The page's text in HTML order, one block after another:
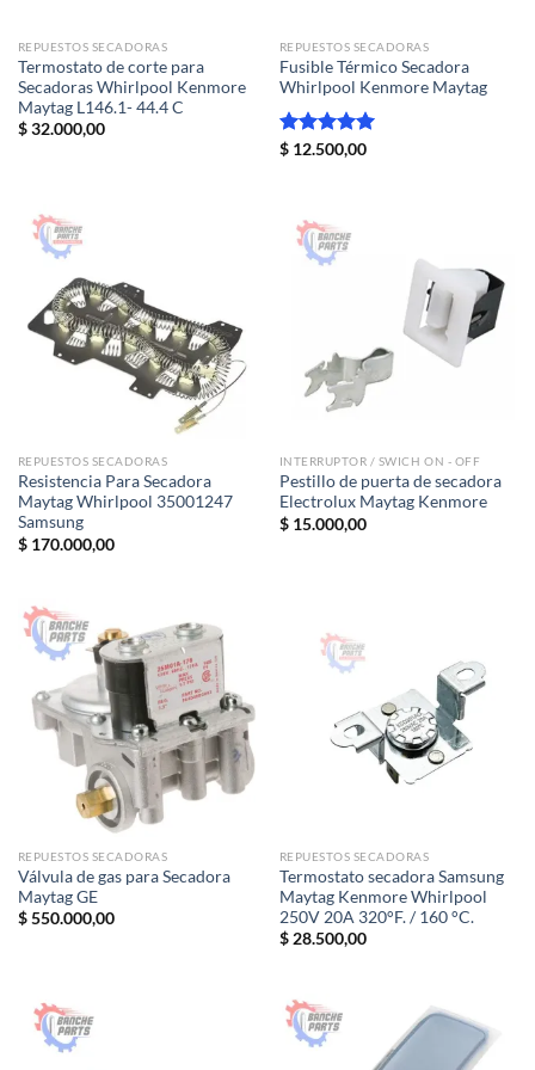
REPUESTOS SECADORAS
Termostato de corte para
Secadoras Whirlpool Kenmore
Maytag L146.1- 44.4 C
$32.000,00
REPUESTOS SECADORAS
Fusible Térmico Secadora
Whirlpool Kenmore Maytag
Valorado
$12.500,00
REPUESTOS SECADORAS
Resistencia Para Secadora
Maytag Whirlpool 35001247
Samsung
$170.000,00
INTERRUPTOR / SWICH ON - OFF
Pestillo de puerta de secadora
Electrolux Maytag Kenmore
$15.000,00
REPUESTOS SECADORAS
Válvula de gas para Secadora
Maytag GE
$550.000,00
REPUESTOS SECADORAS
Termostato secadora Samsung
Maytag Kenmore Whirlpool
250V 20A 320°F. / 160 °C.
$28.500,00